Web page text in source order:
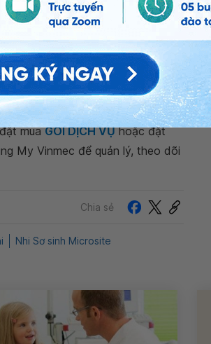
ơn bạn đã tin tưởng và gửi câu
muaGÓI DỊCH VỤhoặc đặt
My Vinmec để quản lý, theo dõi
Chia sẻ
Nhi Sơ sinh Microsite